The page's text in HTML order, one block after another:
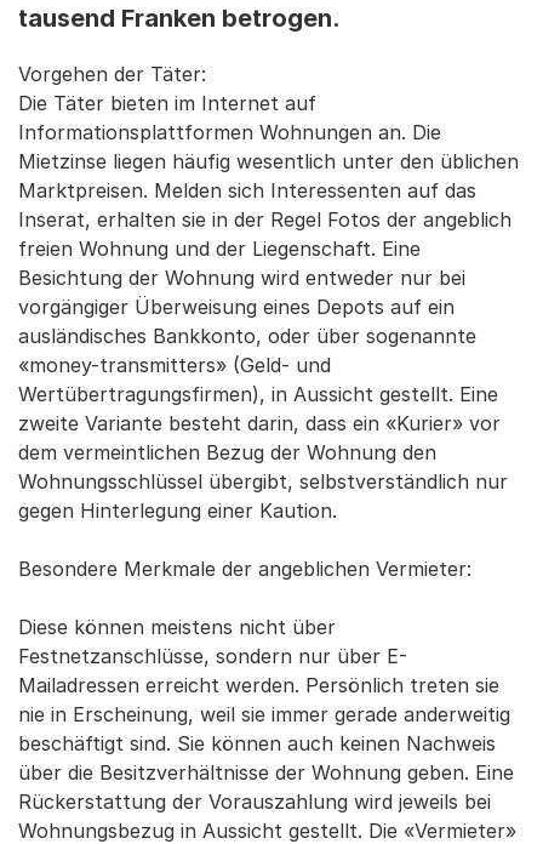
tausend Franken betrogen.
Vorgehen der Täter:
Die Täter bieten im Internet auf
Informationsplattformen Wohnungen an. Die
Mietzinse liegen häufig wesentlich unter den üblichen
Marktpreisen. Melden sich Interessenten auf das
Inserat, erhalten sie in der Regel Fotos der angeblich
freien Wohnung und der Liegenschaft. Eine
Besichtung der Wohnung wird entweder nur bei
vorgängiger Überweisung eines Depots auf ein
ausländisches Bankkonto, oder über sogenannte
«money-transmitters» (Geld- und
Wertübertragungsfirmen), in Aussicht gestellt. Eine
zweite Variante besteht darin, dass ein «Kurier» vor
dem vermeintlichen Bezug der Wohnung den
Wohnungsschlüssel übergibt, selbstverständlich nur
gegen Hinterlegung einer Kaution.
Besondere Merkmale der angeblichen Vermieter:
Diese können meistens nicht über
Festnetzanschlüsse, sondern nur über E-
Mailadressen erreicht werden. Persönlich treten sie
nie in Erscheinung, weil sie immer gerade anderweitig
beschäftigt sind. Sie können auch keinen Nachweis
über die Besitzverhältnisse der Wohnung geben. Eine
Rückerstattung der Vorauszahlung wird jeweils bei
Wohnungsbezug in Aussicht gestellt. Die «Vermieter»